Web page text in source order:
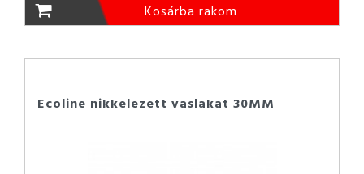
Kosárba rakom
Ecoline nikkelezett vaslakat 30MM